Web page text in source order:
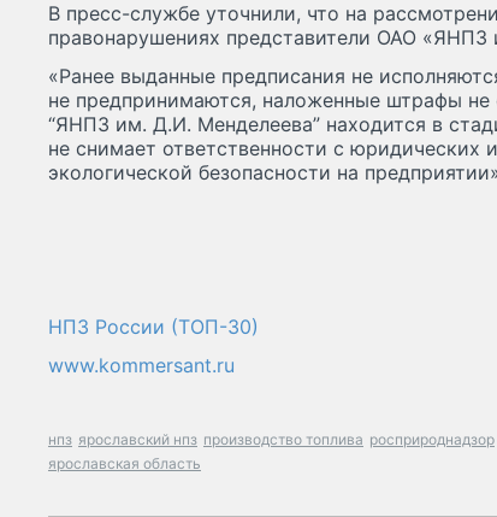
В пресс-службе уточнили, что на
правонарушениях представители ОАО
«Ранее выданные предписания не
не предпринимаются, наложенные штрафы
“ЯНПЗ им. Д.И. Менделеева” находится в
не снимает ответственности с юридических
экологической безопасности на
НПЗ России (ТОП-30)
www.kommersant.ru
нпз ярославский нпз производство топлива росприроднадзор
ярославская область